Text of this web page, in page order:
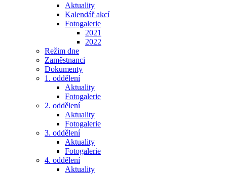
Aktuality
Kalendář akcí
Fotogalerie
2021
2022
Režim dne
Zaměstnanci
Dokumenty
1. oddělení
Aktuality
Fotogalerie
2. oddělení
Aktuality
Fotogalerie
3. oddělení
Aktuality
Fotogalerie
4. oddělení
Aktuality